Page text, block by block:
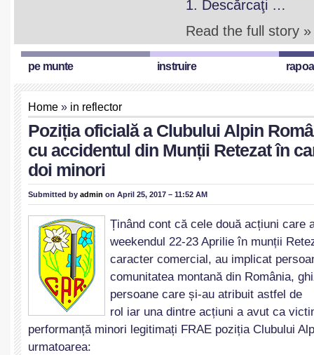
1. Descărcaţi …
Read the full story »
pe munte instruire
Home » in reflector
Poziția oficială a Clubului Alpin
cu accidentul din Munții Retezat în
doi minori
Submitted by admin on April 25, 2017 – 11:52 AM
Ținând cont că cele două acțiuni care
weekendul 22-23 Aprilie în munții
caracter comercial, au implicat
comunitatea montană din România,
persoane care și-au atribuit astfel de
rol iar una dintre acțiuni a avut ca
performanță minori legitimați FRAE poziția Clubului
urmatoarea: